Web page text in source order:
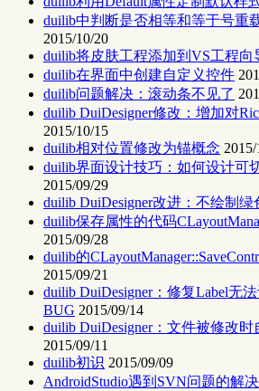
duilib中判断是否相等和等于号重
2015/10/20
duilib将皮肤工程添加到VS工程向
duilib在界面中创建自定义控件
duilib问题解决：滚动条不见了
duilib DuiDesigner修改：增加对
2015/10/15
duilib相对位置修改为锚概念
duilib界面设计技巧：如何设计可
2015/09/29
duilib DuiDesigner改进：不绘制绿
duilib保存属性的代码
2015/09/28
duilib的
2015/09/21
duilib DuiDesigner：修复Label无
BUG 2015/09/14
duilib DuiDesigner：文件被修改
2015/09/11
duilib初识 2015/09/09
AndroidStudio遇到SVN问题的解